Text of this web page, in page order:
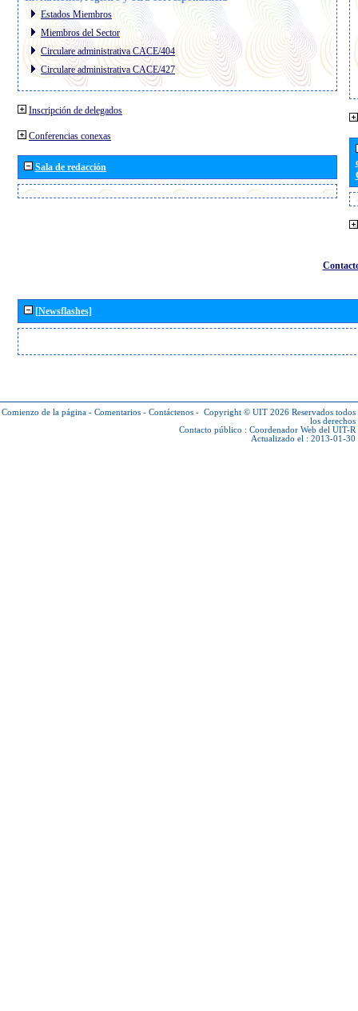
Estados Miembros
Miembros del Sector
Circulare administrativa CACE/404
Circulare administrativa CACE/427
Inscripción de delegados
Conferencias conexas
Sala de redacción
[Newsflashes]
Comienzo de la página - Comentarios - Contáctenos - Copyright © UIT 2026 Reservados todos
los derechos
Contacto público : Coordenador Web del UIT-R
Actualizado el : 2013-01-30